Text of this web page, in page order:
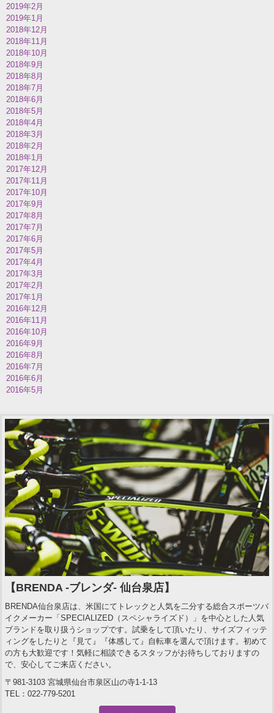
2019年2月
2019年1月
2018年12月
2018年11月
2018年10月
2018年9月
2018年8月
2018年7月
2018年6月
2018年5月
2018年4月
2018年3月
2018年2月
2018年1月
2017年12月
2017年11月
2017年10月
2017年9月
2017年8月
2017年7月
2017年6月
2017年5月
2017年4月
2017年3月
2017年2月
2017年1月
2016年12月
2016年11月
2016年10月
2016年9月
2016年8月
2016年7月
2016年6月
2016年5月
【BRENDA -ブレンダ- 仙台泉店】
BRENDA仙台泉店は、米国にてトレックと人気を二分する総合スポーツバ
イクメーカー「SPECIALIZED（スペシャライズド）」を中心とした人気
ブランドを取り扱うショップです。試乗をして頂いたり、サイズフィッテ
ィングをしたりと『見て』『体感して』自転車を選んで頂けます。初めて
の方も大歓迎です！気軽に相談できるスタッフがお待ちしておりますの
で、安心してご来店ください。
〒981-3103 宮城県仙台市泉区山の寺1-1-13
TEL：022-779-5201